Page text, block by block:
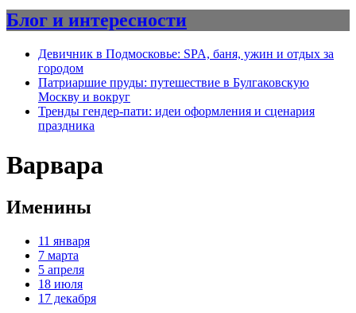
Блог и интересности
Девичник в Подмосковье: SPA, баня, ужин и отдых за
городом
Патриаршие пруды: путешествие в Булгаковскую
Москву и вокруг
Тренды гендер-пати: идеи оформления и сценария
праздника
Варвара
Именины
11 января
7 марта
5 апреля
18 июля
17 декабря